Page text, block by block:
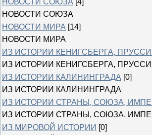
НОВОСТИ СОЮЗА [4]
НОВОСТИ СОЮЗА
НОВОСТИ МИРА [14]
НОВОСТИ МИРА
ИЗ ИСТОРИИ КЕНИГСБЕРГА,
ИЗ ИСТОРИИ КЕНИГСБЕРГА,
ИЗ ИСТОРИИ КАЛИНИНГРАДА [0]
ИЗ ИСТОРИИ КАЛИНИНГРАДА
ИЗ ИСТОРИИ СТРАНЫ, СОЮЗА,
ИЗ ИСТОРИИ СТРАНЫ, СОЮЗА,
ИЗ МИРОВОЙ ИСТОРИИ [0]